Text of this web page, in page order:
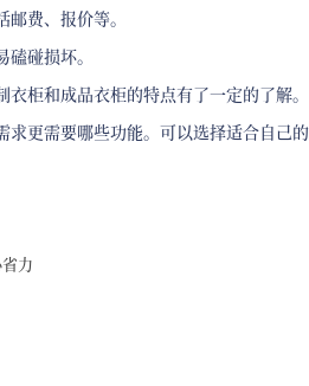
费、报价等。
碰损坏。
柜和成品衣柜的特点有了一定的了解。
求更需要哪些功能。可以选择适合自己的
力